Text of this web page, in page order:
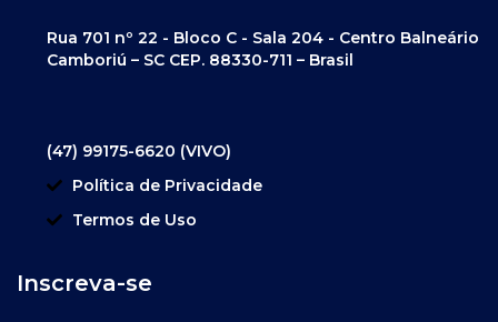
Rua 701 nº 22 - Bloco C - Sala 204 - Centro Balneário
Camboriú – SC CEP. 88330-711 – Brasil
(47) 99175-6620 (VIVO)
Política de Privacidade
Termos de Uso
Inscreva-se